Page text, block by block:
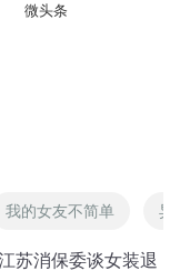
微头条
我的女友不简单 异
苏消保委谈女装退